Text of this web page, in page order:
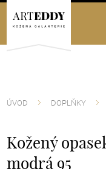
ÚVOD DOPLŇKY
Kožený
modrá 95